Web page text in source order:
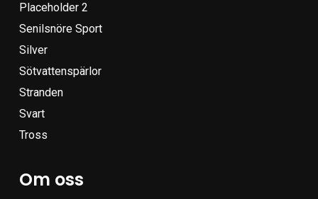
Placeholder 2
Senilsnöre Sport
Silver
Sötvattenspärlor
Stranden
Svart
Tross
Om oss